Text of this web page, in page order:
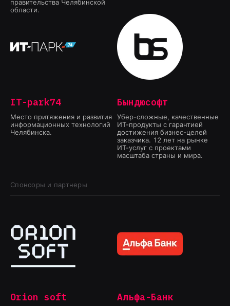
правительства Челябинской
области.
IT-park74
Место притяжения и развития
информационных технологий
Челябинска.
Бындюсофт
Убер-сложные, качественные
ИТ-продукты с гарантией
достижения бизнес-целей
заказчика. 12 лет на рынке
ИТ-услуг с проектами
масштаба страны и мира.
Спонсоры и партнеры
Orion soft Альфа-Банк